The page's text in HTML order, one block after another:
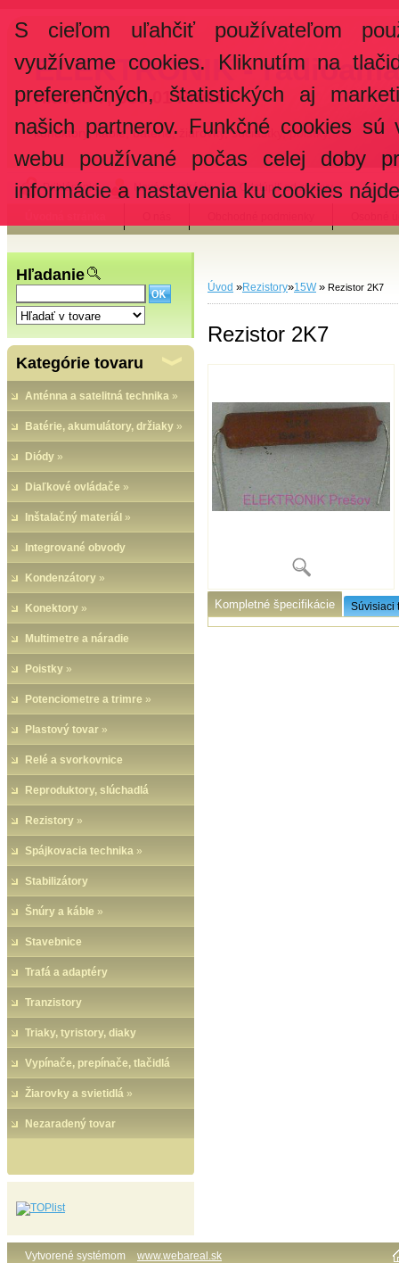
S cieľom uľahčiť používateľom
využívame cookies. Kliknutím na
preferenčných, štatistických aj
našich partnerov. Funkčné cookies sú
webu používané počas celej doby
informácie a nastavenia ku cookies
ELEKTRONIK -
Hlavná 7, 080 01 Prešov
konektory, káble, batérie, žiarovky, súčiastky, poistky, ...
Prihlásenie Nová registrácia Odstúpiť od zmluvy
Hľadanie
Kategórie tovaru
Anténna a satelitná technika »
Batérie, akumulátory, držiaky »
Diódy »
Diaľkové ovládače »
Inštalačný materiál »
Integrované obvody
Kondenzátory »
Konektory »
Multimetre a náradie
Poistky »
Potenciometre a trimre »
Plastový tovar »
Relé a svorkovnice
Reproduktory, slúchadlá
Rezistory »
Spájkovacia technika »
Stabilizátory
Šnúry a káble »
Stavebnice
Trafá a adaptéry
Tranzistory
Triaky, tyristory, diaky
Vypínače, prepínače, tlačidlá
Žiarovky a svietidlá »
Nezaradený tovar
Úvod »Rezistory»15W » Rezistor 2K7
Rezistor 2K7
Kompletné špecifikácie Súvisiaci
Vytvorené systémom www.webareal.sk